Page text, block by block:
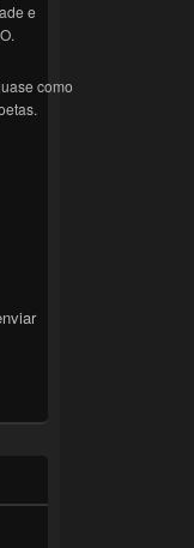
e
como